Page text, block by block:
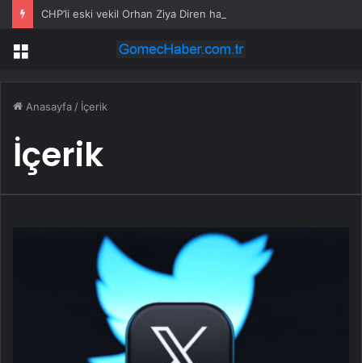
CHP’li eski vekil Orhan Ziya Diren hayatını kaybetti
Menü
Anasayfa / İçerik
İçerik